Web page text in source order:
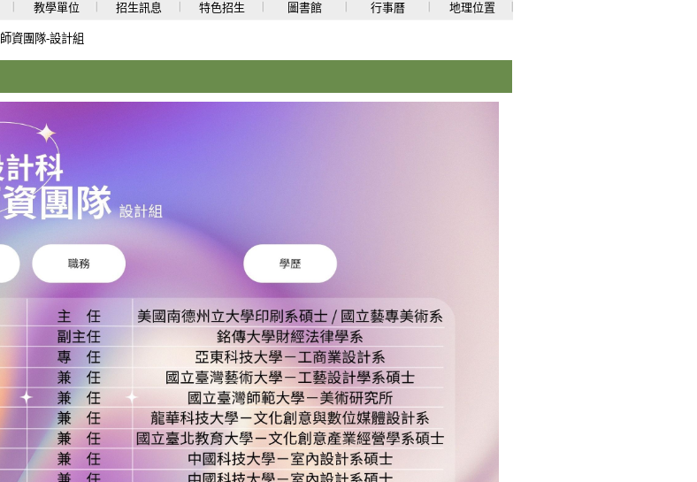
教學單位 招生訊息 特色招生 圖書館 行事曆 地理位置
師資團隊-設計組